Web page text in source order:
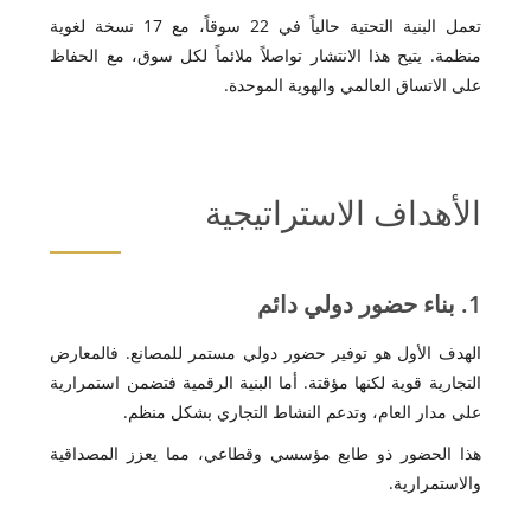
تعمل البنية التحتية حالياً في 22 سوقاً، مع 17 نسخة لغوية
منظمة. يتيح هذا الانتشار تواصلاً ملائماً لكل سوق، مع الحفاظ
على الاتساق العالمي والهوية الموحدة.
الأهداف الاستراتيجية
1. بناء حضور دولي دائم
الهدف الأول هو توفير حضور دولي مستمر للمصانع. فالمعارض
التجارية قوية لكنها مؤقتة. أما البنية الرقمية فتضمن استمرارية
على مدار العام، وتدعم النشاط التجاري بشكل منظم.
هذا الحضور ذو طابع مؤسسي وقطاعي، مما يعزز المصداقية
والاستمرارية.